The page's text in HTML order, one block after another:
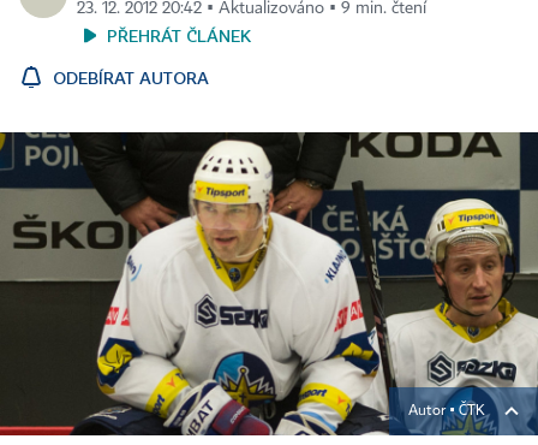
23. 12. 2012 20:42 ▪ Aktualizováno ▪ 9 min. čtení
PŘEHRÁT ČLÁNEK
ODEBÍRAT AUTORA
Autor ▪ČTK